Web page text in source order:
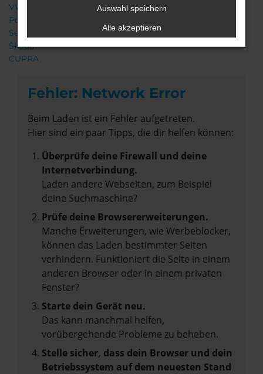
VW
Porsche
Seat
Škoda
CUPRA
Fehler: Network Error
Beim Laden ist ein Fehler aufgetreten.
Hier sind ein paar Tipps, die dir helfen können:
Überprüfe deine Firewall und deine
Internetverbindung.
Laden andere Webseiten, zum Beispiel
deine Suchmaschine?
Prüfe deine Browsererweiterungen.
Manche Erweiterungen, wie Werbeblocker,
können das Laden bestimmter Seiten
verhindern. Funktioniert die Seite in einem
anderen Browser oder in einem privaten
Fenster?
Starte dein Gerät neu.
Das kann manchmal helfen,
vorübergehende Probleme zu beheben.
Stelle sicher, dass dein Browser und dein
Betriebssystem auf dem neuesten Stand
Auswahl speichern
Alle akzeptieren